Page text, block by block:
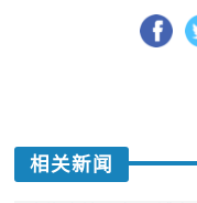
相关新闻